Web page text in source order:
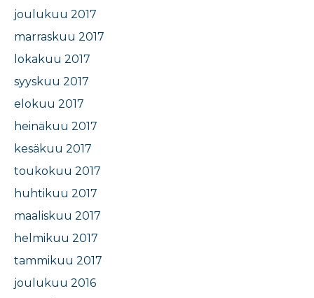
joulukuu 2017
marraskuu 2017
lokakuu 2017
syyskuu 2017
elokuu 2017
heinäkuu 2017
kesäkuu 2017
toukokuu 2017
huhtikuu 2017
maaliskuu 2017
helmikuu 2017
tammikuu 2017
joulukuu 2016